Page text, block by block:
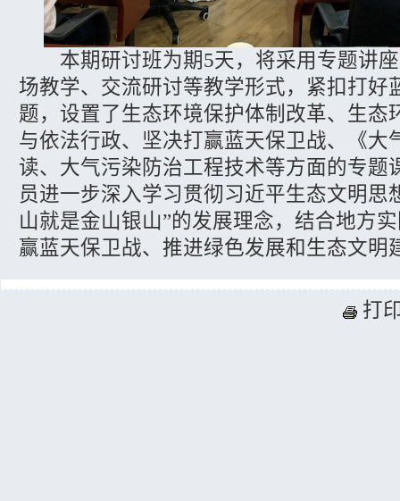
本期研讨班为期5天，将采用专题讲座
场教学、交流研讨等教学形式，紧扣打好
题，设置了生态环境保护体制改革、生态
与依法行政、坚决打赢蓝天保卫战、《大
读、大气污染防治工程技术等方面的专题
员进一步深入学习贯彻习近平生态文明思
山就是金山银山”的发展理念，结合地方
赢蓝天保卫战、推进绿色发展和生态文明
打